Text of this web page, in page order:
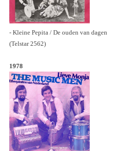
- Kleine Pepita / De ouden van dagen
(Telstar 2562)
1978